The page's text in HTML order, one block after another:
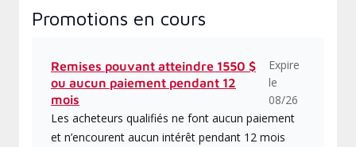
Promotions en cours
Remises pouvant atteindre 1550 $
ou aucun paiement pendant 12
mois
Expire
le
08/26
Les acheteurs qualifiés ne font aucun paiement
et n’encourent aucun intérêt pendant 12 mois